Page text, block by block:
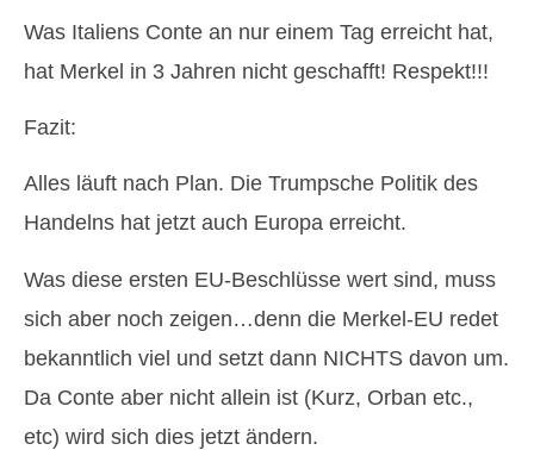
Was Italiens Conte an nur einem Tag erreicht hat,
hat Merkel in 3 Jahren nicht geschafft! Respekt!!!
Fazit:
Alles läuft nach Plan. Die Trumpsche Politik des
Handelns hat jetzt auch Europa erreicht.
Was diese ersten EU-Beschlüsse wert sind, muss
sich aber noch zeigen…denn die Merkel-EU redet
bekanntlich viel und setzt dann NICHTS davon um.
Da Conte aber nicht allein ist (Kurz, Orban etc.,
etc) wird sich dies jetzt ändern.